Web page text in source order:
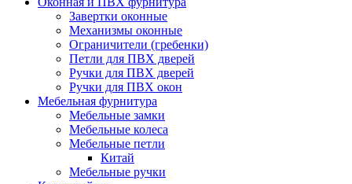
Завертки оконные
Механизмы оконные
Ограничители (гребенки)
Петли для ПВХ дверей
Ручки для ПВХ дверей
Ручки для ПВХ окон
Мебельная фурнитура
Мебельные замки
Мебельные колеса
Мебельные петли
Китай
Мебельные ручки